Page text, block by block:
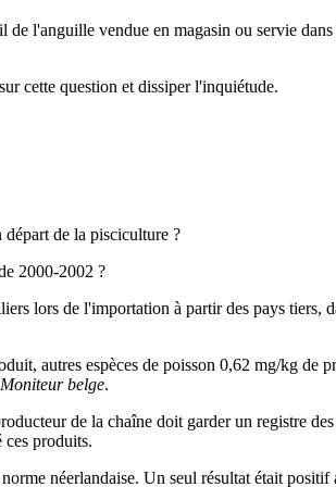
l'anguille vendue en magasin ou servie
cette question et dissiper l'inquiétude.
départ de la pisciculture ?
2000-2002 ?
lors de l'importation à partir des pays tiers,
autres espèces de poisson 0,62 mg/kg de
Moniteur belge.
de la chaîne doit garder un registre
produits.
néerlandaise. Un seul résultat était